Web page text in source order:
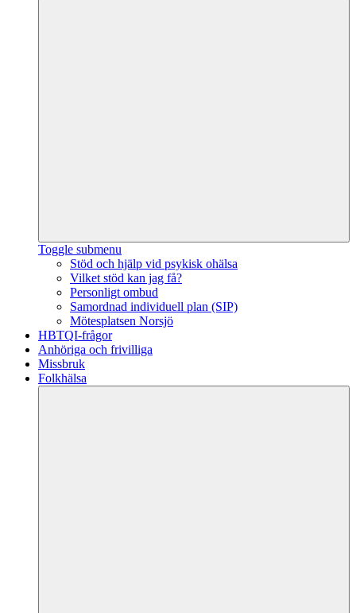
Toggle submenu
Stöd och hjälp vid psykisk ohälsa
Vilket stöd kan jag få?
Personligt ombud
Samordnad individuell plan (SIP)
Mötesplatsen Norsjö
HBTQI-frågor
Anhöriga och frivilliga
Missbruk
Folkhälsa